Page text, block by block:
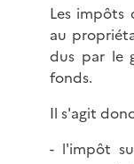
Les
au
dus par le
fonds.
Il s'agit
- l'impôt